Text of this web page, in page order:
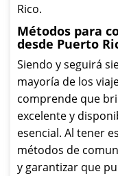
Rico.
Métodos para
desde Puerto
Siendo y seguirá
mayoría de los
comprende que
excelente y
esencial. Al tener
métodos de
y garantizar que